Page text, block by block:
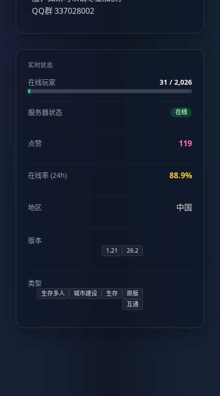
QQ群 337028002
实时状态
在线玩家 31 / 2,026
服务器状态 在线
点赞 119
在线率 (24h) 88.9%
地区 中国
版本
1.21 26.2
类型
生存多人 城市建设 生存
原版
互通